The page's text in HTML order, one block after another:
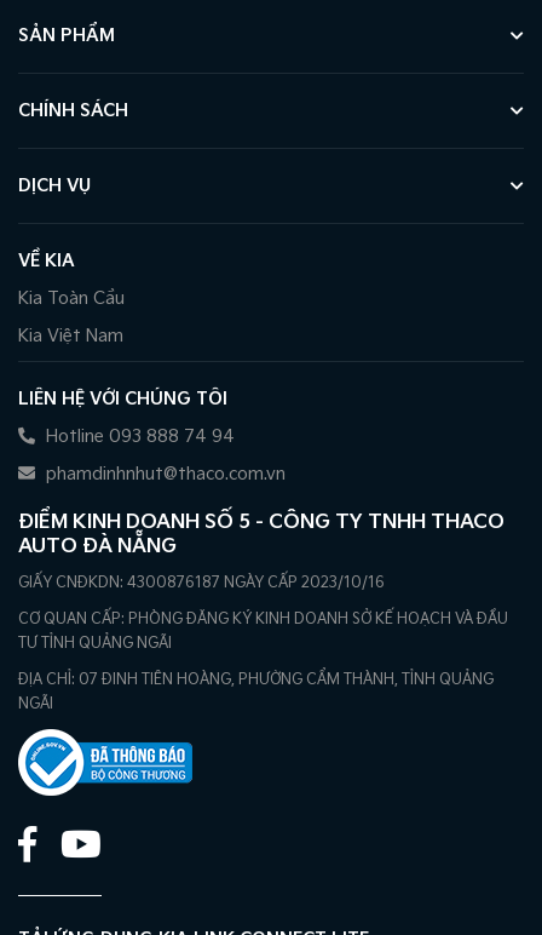
SẢN PHẨM
CHÍNH SÁCH
DỊCH VỤ
VỀ KIA
Kia Toàn Cầu
Kia Việt Nam
LIÊN HỆ VỚI CHÚNG TÔI
Hotline 093 888 74 94
phamdinhnhut@thaco.com.vn
ĐIỂM KINH DOANH SỐ 5 - CÔNG TY TNHH THACO
AUTO ĐÀ NẴNG
GIẤY CNĐKDN: 4300876187 NGÀY CẤP 2023/10/16
CƠ QUAN CẤP: PHÒNG ĐĂNG KÝ KINH DOANH SỞ KẾ HOẠCH VÀ ĐẦU
TƯ TỈNH QUẢNG NGÃI
ĐỊA CHỈ: 07 ĐINH TIÊN HOÀNG, PHƯỜNG CẨM THÀNH, TỈNH QUẢNG
NGÃI